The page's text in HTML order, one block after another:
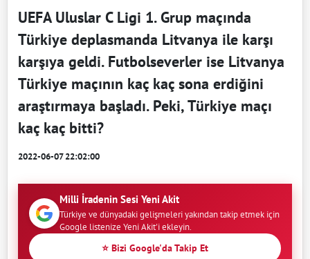
UEFA Uluslar C Ligi 1. Grup maçında
Türkiye deplasmanda Litvanya ile karşı
karşıya geldi. Futbolseverler ise Litvanya
Türkiye maçının kaç kaç sona erdiğini
araştırmaya başladı. Peki, Türkiye maçı
kaç kaç bitti?
2022-06-07 22:02:00
Milli İradenin Sesi Yeni Akit
Türkiye ve dünyadaki gelişmeleri yakından takip etmek için
Google listenize Yeni Akit'i ekleyin.
⭐ Bizi Google'da Takip Et